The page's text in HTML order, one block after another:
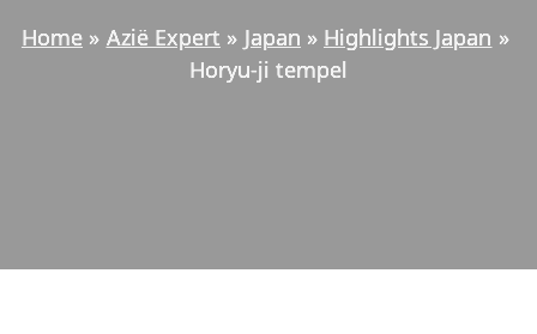
Home Azië Expert Japan
Highlights Japan
Horyu-ji tempel